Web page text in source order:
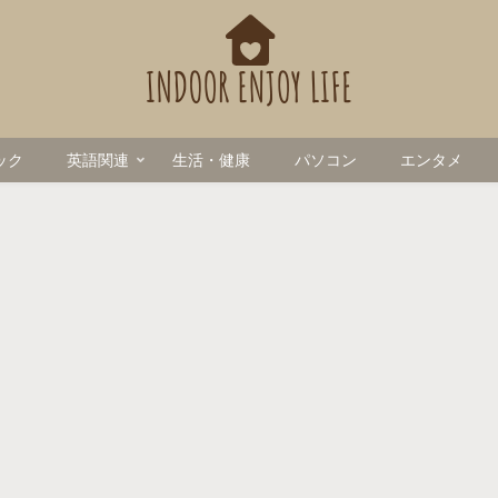
ク 英語関連 生活・健康 パソコン エンタメ